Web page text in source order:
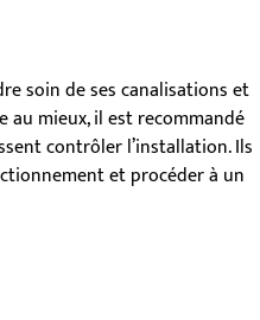
soin de ses canalisations et
au mieux, il est recommandé
contrôler l’installation. Ils
et procéder à un